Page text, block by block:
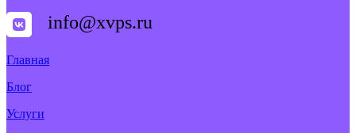
info@xvps.ru
Главная
Блог
Услуги